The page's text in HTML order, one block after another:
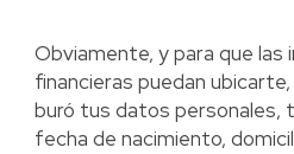
Obviamente, y para que las
financieras puedan
buró tus datos personales,
fecha de nacimiento,